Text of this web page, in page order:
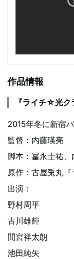
作品情報
『ライチ☆光ク
2015年冬に新宿
監督：内藤瑛亮
脚本：冨永圭祐、
原作：古屋兎丸
出演：
野村周平
古川雄輝
間宮祥太朗
池田純矢